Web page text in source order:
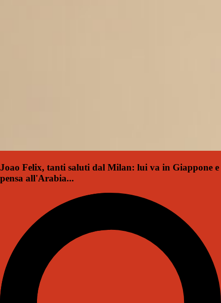
Joao Felix, tanti saluti dal Milan: lui va in Giappone e
pensa all'Arabia...